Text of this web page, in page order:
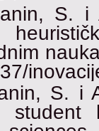
S.
S. i
student